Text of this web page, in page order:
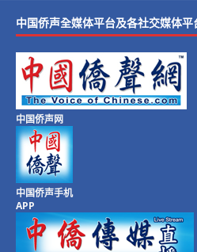
中国侨声全媒体平台及各社交媒体平
中国侨声网
中国侨声手机
APP